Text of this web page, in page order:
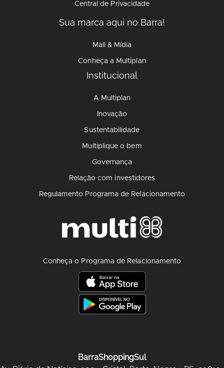
Central de Privacidade
Sua marca aqui no Barra!
Mall & Mídia
Conheça a Multiplan
Institucional
A Multiplan
Inovação
Sustentabilidade
Multiplique o bem
Governança
Relação com investidores
Regulamento Programa de Relacionamento
Conheça o Programa de Relacionamento
BarraShoppingSul